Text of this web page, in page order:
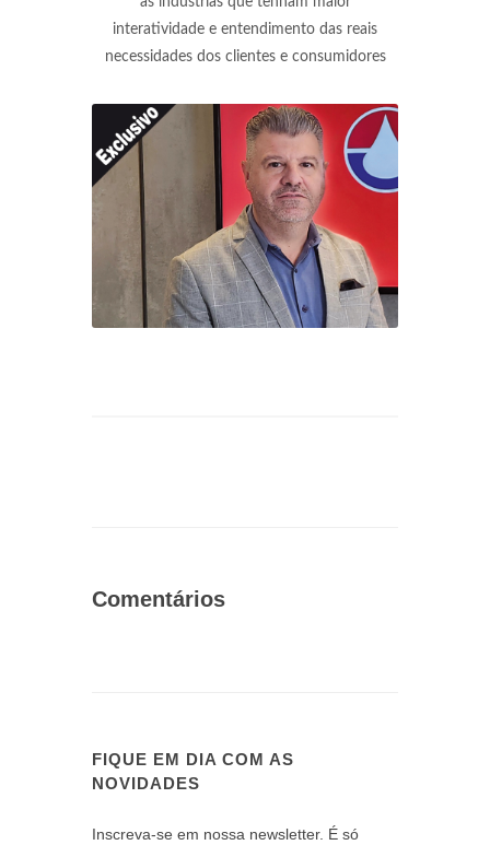
interatividade e entendimento das reais
necessidades dos clientes e consumidores
Comentários
FIQUE EM DIA COM AS
NOVIDADES
Inscreva-se em nossa newsletter. É só